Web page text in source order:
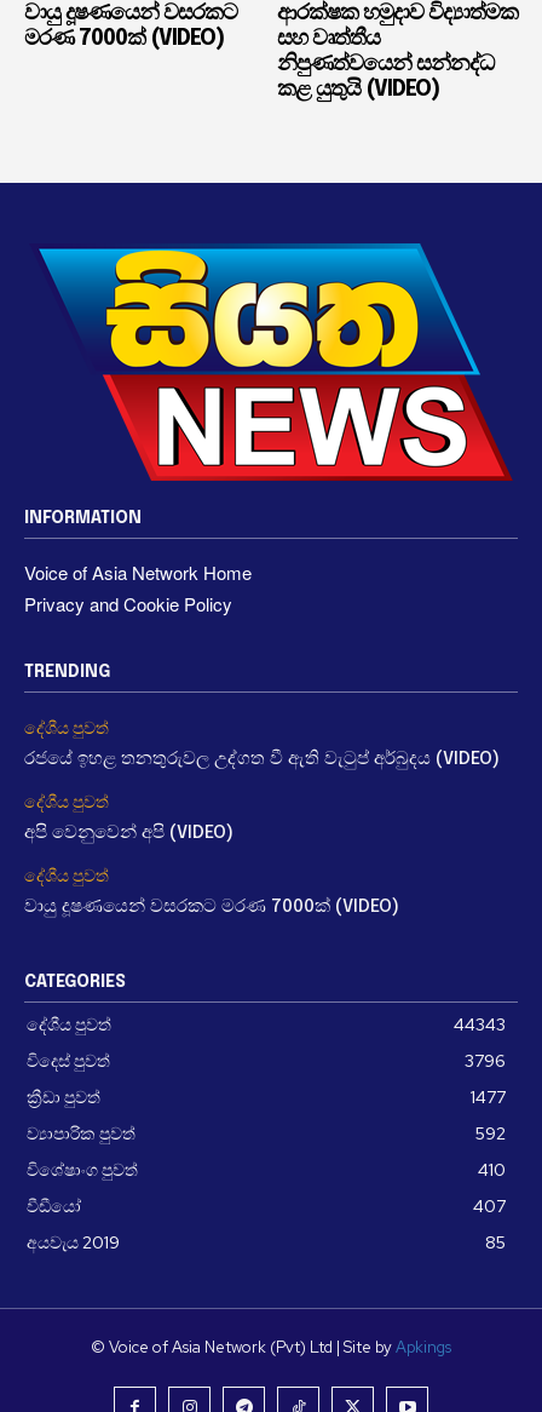
වායු දූෂණයෙන් වසරකට
මරණ 7000ක් (VIDEO)
ආරක්ෂක හමුදාව විද්‍යාත්මක
සහ වෘත්තීය
නිපුණත්වයෙන් සන්නද්ධ
කළ යුතුයි (VIDEO)
INFORMATION
Voice of Asia Network Home
Privacy and Cookie Policy
TRENDING
දේශීය පුවත්
රජයේ ඉහළ තනතුරුවල උද්ගත වී ඇති වැටුප් අර්බුදය (VIDEO)
දේශීය පුවත්
අපි වෙනුවෙන් අපි (VIDEO)
දේශීය පුවත්
වායු දූෂණයෙන් වසරකට මරණ 7000ක් (VIDEO)
CATEGORIES
දේශීය පුවත්
44343
විදෙස් පුවත්
3796
ක්‍රීඩා පුවත්
1477
ව්‍යාපාරික පුවත්
592
විශේෂාංග පුවත්
410
වීඩීයෝ
407
අයවැය 2019
85
© Voice of Asia Network (Pvt) Ltd | Site byApkings